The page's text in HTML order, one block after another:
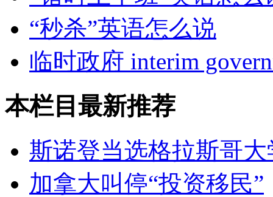
“秒杀”英语怎么说
临时政府 interim
本栏目最新推荐
斯诺登当选格拉斯哥大
加拿大叫停“投资移民”